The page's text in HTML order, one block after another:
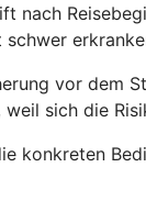
nach
schwer
vor dem
sich die
konkreten